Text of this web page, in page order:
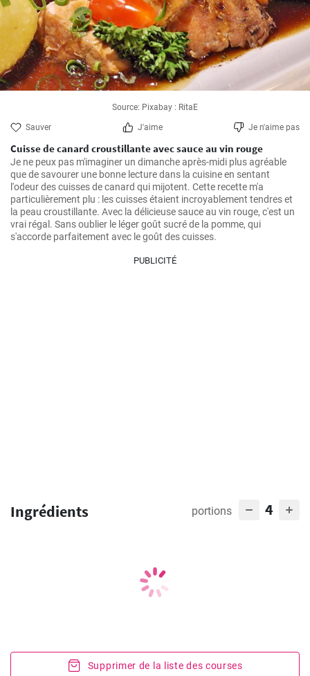
Source: Pixabay : RitaE
Sauver J'aime Je n'aime pas
Cuisse de canard croustillante avec sauce au vin rouge
Je ne peux pas m'imaginer un dimanche après-midi plus agréable
que de savourer une bonne lecture dans la cuisine en sentant
l'odeur des cuisses de canard qui mijotent. Cette recette m'a
particulièrement plu : les cuisses étaient incroyablement tendres et
la peau croustillante. Avec la délicieuse sauce au vin rouge, c'est un
vrai régal. Sans oublier le léger goût sucré de la pomme, qui
s'accorde parfaitement avec le goût des cuisses.
PUBLICITÉ
Ingrédients portions 4
Supprimer de la liste des courses